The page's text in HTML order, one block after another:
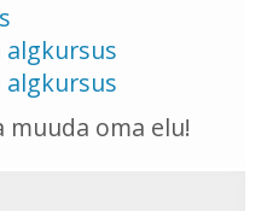
algkursus
algkursus
oma elu!